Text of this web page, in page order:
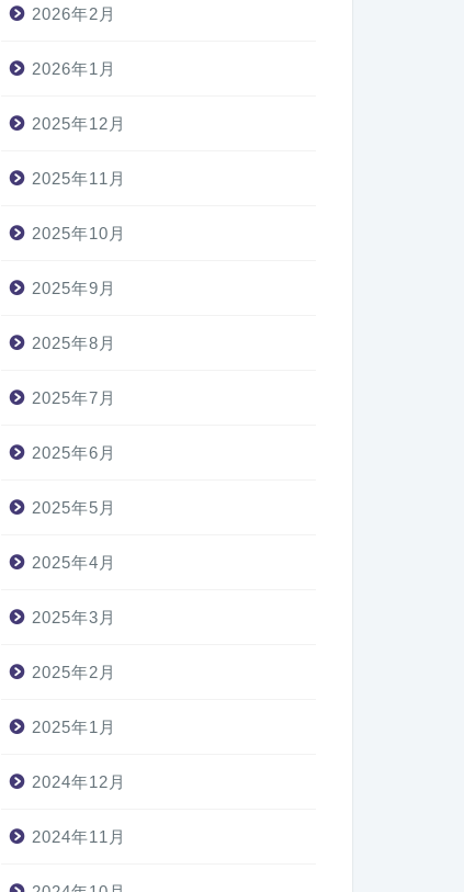
2026年2月
2026年1月
2025年12月
2025年11月
2025年10月
2025年9月
2025年8月
2025年7月
2025年6月
2025年5月
2025年4月
2025年3月
2025年2月
2025年1月
2024年12月
2024年11月